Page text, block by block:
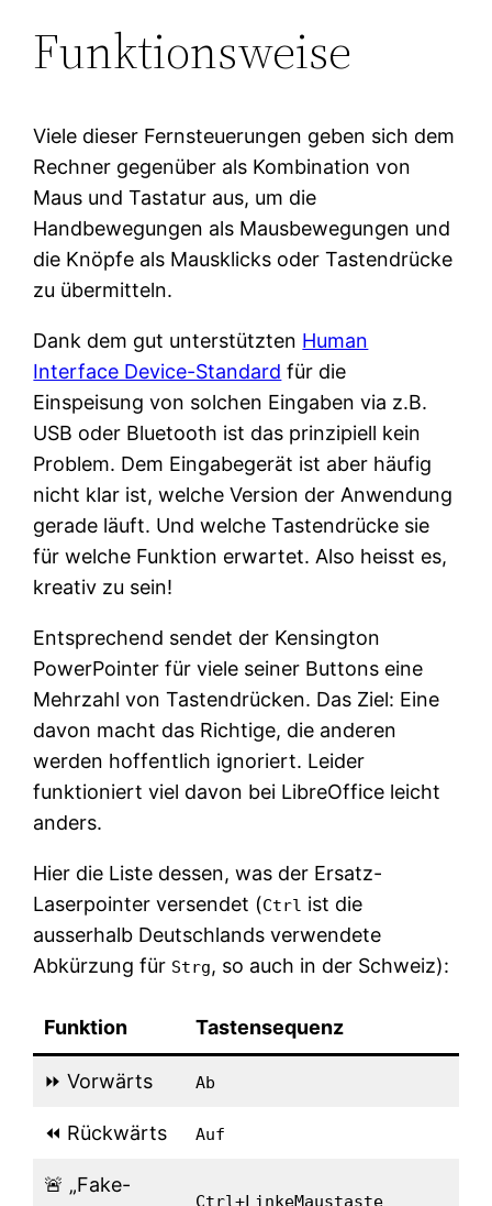
Funktionsweise
Viele dieser Fernsteuerungen geben sich dem
Rechner gegenüber als Kombination von
Maus und Tastatur aus, um die
Handbewegungen als Mausbewegungen und
die Knöpfe als Mausklicks oder Tastendrücke
zu übermitteln.
Dank dem gut unterstützten Human
Interface Device-Standard für die
Einspeisung von solchen Eingaben via z.B.
USB oder Bluetooth ist das prinzipiell kein
Problem. Dem Eingabegerät ist aber häufig
nicht klar ist, welche Version der Anwendung
gerade läuft. Und welche Tastendrücke sie
für welche Funktion erwartet. Also heisst es,
kreativ zu sein!
Entsprechend sendet der Kensington
PowerPointer für viele seiner Buttons eine
Mehrzahl von Tastendrücken. Das Ziel: Eine
davon macht das Richtige, die anderen
werden hoffentlich ignoriert. Leider
funktioniert viel davon bei LibreOffice leicht
anders.
Hier die Liste dessen, was der Ersatz-
Laserpointer versendet (Ctrl ist die
ausserhalb Deutschlands verwendete
Abkürzung für Strg, so auch in der Schweiz):
Funktion Tastensequenz
⏩ Vorwärts Ab
⏪ Rückwärts Auf
🚨 „Fake-
Ctrl+LinkeMaustaste